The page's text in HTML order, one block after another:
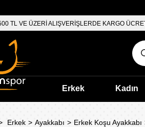
TL VE ÜZERİ ALIŞVERİŞLERDE KARGO
Erkek Kadın
Erkek Ayakkabı Erkek Koşu Ayakkabı